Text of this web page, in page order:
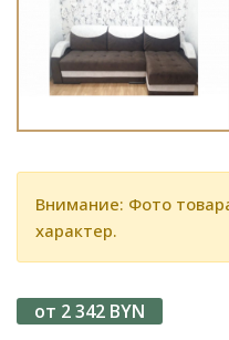
Внимание: Фото
характер.
от 2 342 BYN